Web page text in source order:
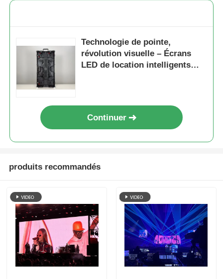
Technologie de pointe,
révolution visuelle – Écrans
LED de location intelligents
Continuer
produits recommandés